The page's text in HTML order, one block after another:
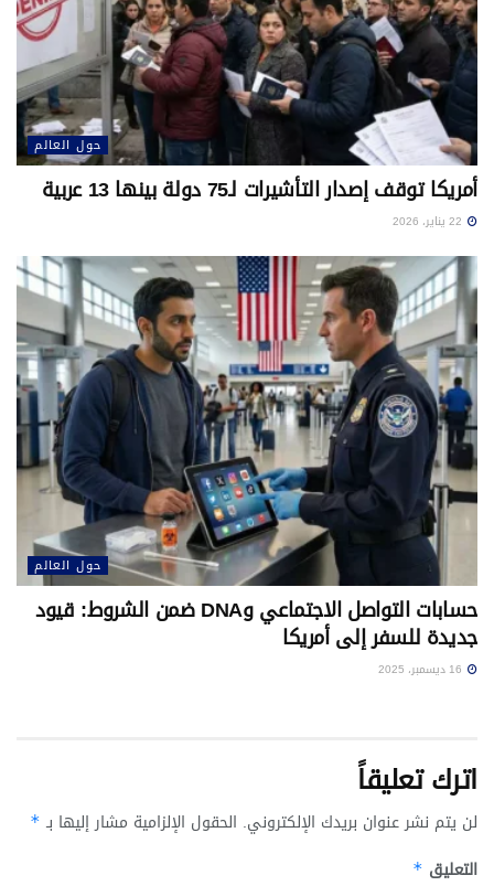
حول العالم
أمريكا توقف إصدار التأشيرات لـ75 دولة بينها 13 عربية
حول العالم
حسابات التواصل الاجتماعي وDNA ضمن الشروط: قيود
جديدة للسفر إلى أمريكا
اترك تعليقاً
لن يتم نشر عنوان بريدك الإلكتروني. الحقول الإلزامية مشار إليها بـ *
التعليق *